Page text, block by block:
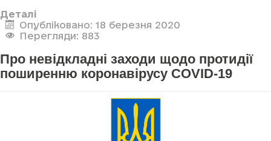
Деталі
Опубліковано: 18 березня 2020
Перегляди: 883
Про невідкладні заходи щодо протидії
поширенню коронавірусу COVID-19